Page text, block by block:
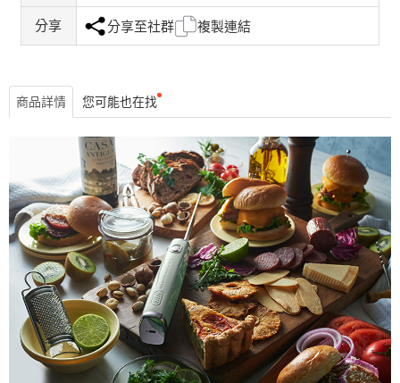
分享 分享至社群 複製連結
商品詳情 您可能也在找